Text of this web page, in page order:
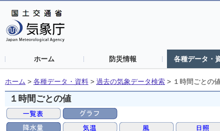
ホーム 防災情報 各種データ・
ホーム > 各種データ・資料 > 過去の気象データ検索 > １時間ごとの
１時間ごとの値